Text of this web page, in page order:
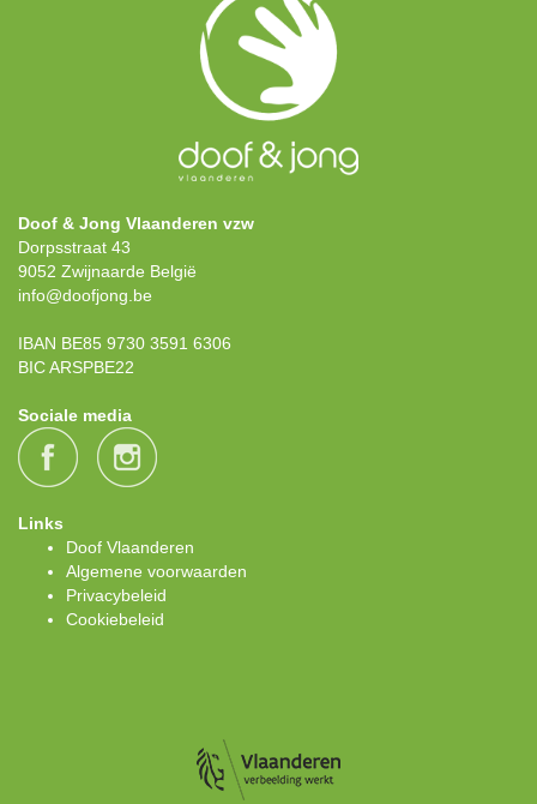
Doof & Jong Vlaanderen vzw
Dorpsstraat 43
9052 Zwijnaarde België
info@doofjong.be
IBAN BE85 9730 3591 6306
BIC ARSPBE22
Sociale media
Links
Doof Vlaanderen
Algemene voorwaarden
Privacybeleid
Cookiebeleid